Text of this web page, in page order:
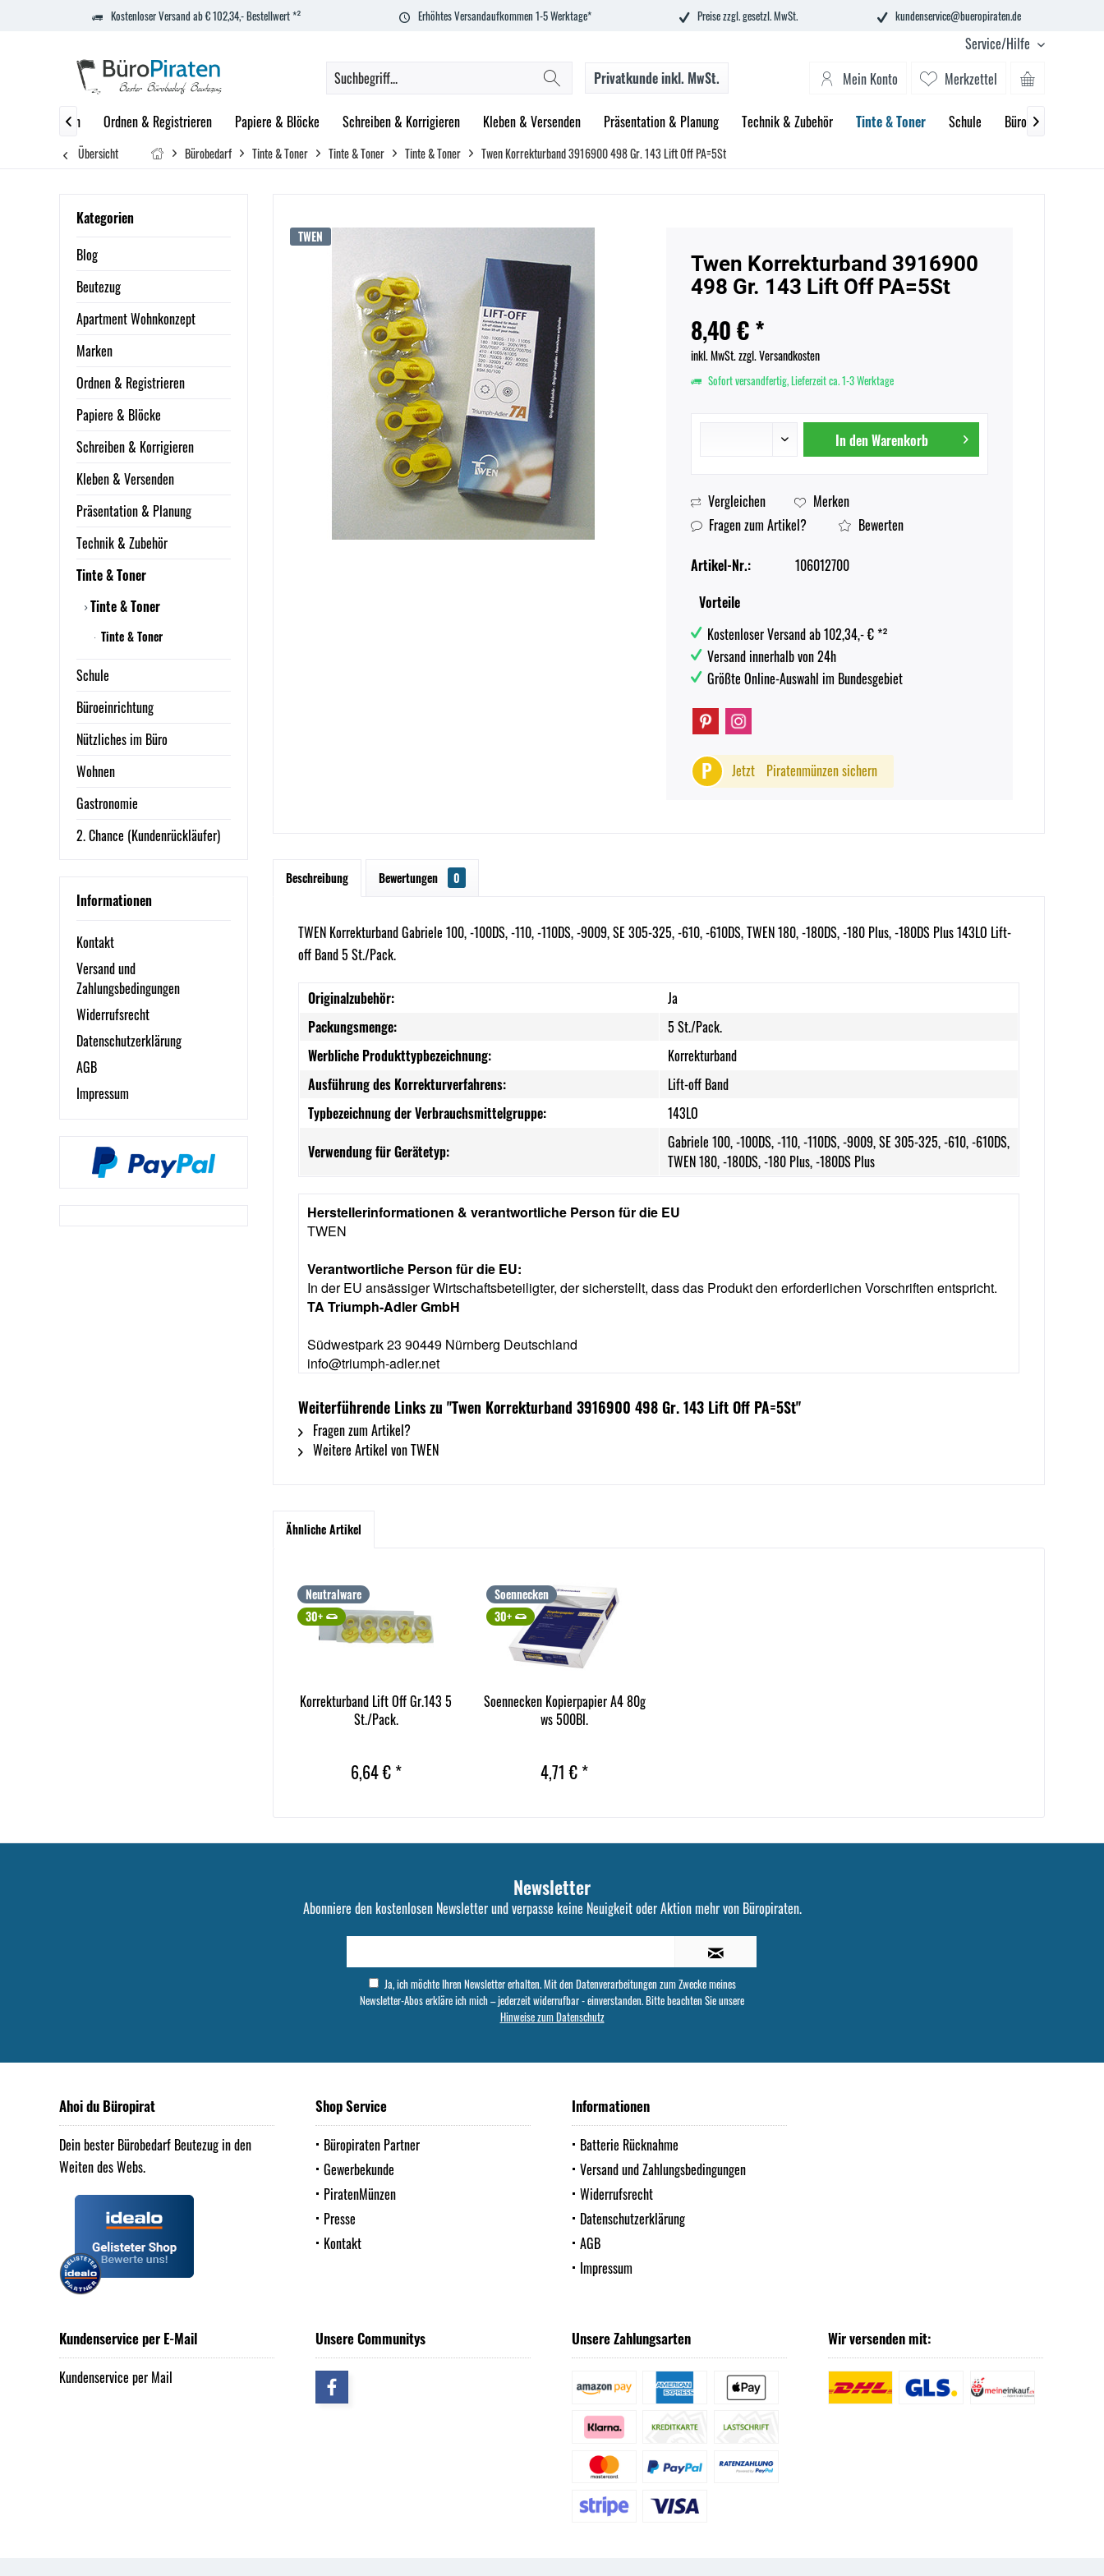
Kostenloser Versand ab € 102,34,- Bestellwert *² Erhöhtes Versandaufkommen 1-5 Werktage* Preise zzgl. gesetzl. MwSt. kundenservice@bueropiraten.de
Service/Hilfe
Merkzettel
Mein Konto
Privatkundeinkl. MwSt.
Marken Ordnen & Registrieren Papiere & Blöcke Schreiben & Korrigieren Kleben & Versenden Präsentation & Planung Technik & Zubehör Tinte & Toner Schule Büroeinrichtung
 
Übersicht Bürobedarf Tinte & Toner Tinte & Toner Tinte & Toner Twen Korrekturband 3916900 498 Gr. 143 Lift Off PA=5St
Kategorien
Blog
Beutezug
Apartment Wohnkonzept
Marken
Ordnen & Registrieren
Papiere & Blöcke
Schreiben & Korrigieren
Kleben & Versenden
Präsentation & Planung
Technik & Zubehör
Tinte & Toner
Tinte & Toner
Tinte & Toner
Schule
Büroeinrichtung
Nützliches im Büro
Wohnen
Gastronomie
2. Chance (Kundenrückläufer)
Informationen
Kontakt
Versand und
Zahlungsbedingungen
Widerrufsrecht
Datenschutzerklärung
AGB
Impressum
TWEN
Twen Korrekturband 3916900
498 Gr. 143 Lift Off PA=5St
8,40 € *
inkl. MwSt.zzgl. Versandkosten
Sofort versandfertig, Lieferzeit ca. 1-3 Werktage
In denWarenkorb
Vergleichen
Merken
Fragen zum Artikel?
Bewerten
Artikel-Nr.:
106012700
Vorteile
Kostenloser Versand ab 102,34,- € *²
Versand innerhalb von 24h
Größte Online-Auswahl im Bundesgebiet
P Jetzt Piratenmünzen sichern
Beschreibung Bewertungen 0
TWEN Korrekturband Gabriele 100, -100DS, -110, -110DS, -9009, SE 305-325, -610, -610DS, TWEN 180, -180DS, -180 Plus, -180DS Plus 143LO Lift-
off Band 5 St./Pack.
Originalzubehör:
Ja
Packungsmenge:
5 St./Pack.
Werbliche Produkttypbezeichnung:
Korrekturband
Ausführung des Korrekturverfahrens:
Lift-off Band
Typbezeichnung der Verbrauchsmittelgruppe:
143LO
Verwendung für Gerätetyp:
Gabriele 100, -100DS, -110, -110DS, -9009, SE 305-325, -610, -610DS,
TWEN 180, -180DS, -180 Plus, -180DS Plus
Herstellerinformationen & verantwortliche Person für die EU
TWEN
Verantwortliche Person für die EU:
In der EU ansässiger Wirtschaftsbeteiligter, der sicherstellt, dass das Produkt den erforderlichen Vorschriften entspricht.
TA Triumph-Adler GmbH
Südwestpark 23 90449 Nürnberg Deutschland
info@triumph-adler.net
Weiterführende Links zu "Twen Korrekturband 3916900 498 Gr. 143 Lift Off PA=5St"
Fragen zum Artikel?
Weitere Artikel von TWEN
Ähnliche Artikel
Neutralware
30+
Korrekturband Lift Off Gr.143 5
St./Pack.
6,64 € *
Soennecken
30+
Soennecken Kopierpapier A4 80g
ws 500Bl.
4,71 € *
Newsletter
Abonniere den kostenlosen Newsletter und verpasse keine Neuigkeit oder Aktion mehr von Büropiraten.
Ja, ich möchte Ihren Newsletter erhalten. Mit den Datenverarbeitungen zum Zwecke meines
Newsletter-Abos erkläre ich mich – jederzeit widerrufbar - einverstanden. Bitte beachten Sie unsere
Hinweise zum Datenschutz
Ahoi du Büropirat
Dein bester Bürobedarf Beutezug in den
Weiten des Webs.
Shop Service
Büropiraten Partner
Gewerbekunde
PiratenMünzen
Presse
Kontakt
Informationen
Batterie Rücknahme
Versand und Zahlungsbedingungen
Widerrufsrecht
Datenschutzerklärung
AGB
Impressum
Kundenservice per E-Mail
Kundenservice per Mail
Unsere Communitys Unsere Zahlungsarten Wir versenden mit: